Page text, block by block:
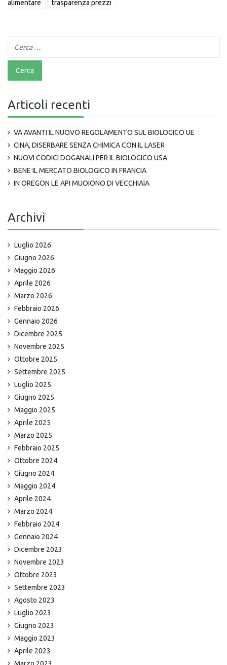
alimentare trasparenza prezzi
Articoli recenti
VA AVANTI IL NUOVO REGOLAMENTO SUL BIOLOGICO UE
CINA, DISERBARE SENZA CHIMICA CON IL LASER
NUOVI CODICI DOGANALI PER IL BIOLOGICO USA
BENE IL MERCATO BIOLOGICO IN FRANCIA
IN OREGON LE API MUOIONO DI VECCHIAIA
Archivi
Luglio 2026
Giugno 2026
Maggio 2026
Aprile 2026
Marzo 2026
Febbraio 2026
Gennaio 2026
Dicembre 2025
Novembre 2025
Ottobre 2025
Settembre 2025
Luglio 2025
Giugno 2025
Maggio 2025
Aprile 2025
Marzo 2025
Febbraio 2025
Ottobre 2024
Giugno 2024
Maggio 2024
Aprile 2024
Marzo 2024
Febbraio 2024
Gennaio 2024
Dicembre 2023
Novembre 2023
Ottobre 2023
Settembre 2023
Agosto 2023
Luglio 2023
Giugno 2023
Maggio 2023
Aprile 2023